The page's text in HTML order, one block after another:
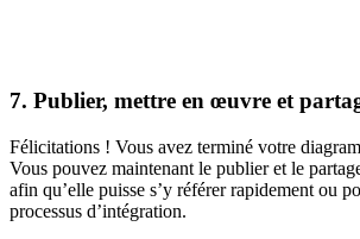
7. Publier, mettre en œuvre et
Félicitations ! Vous avez terminé votre
Vous pouvez maintenant le publier et le
afin qu’elle puisse s’y référer rapidement ou
processus d’intégration.